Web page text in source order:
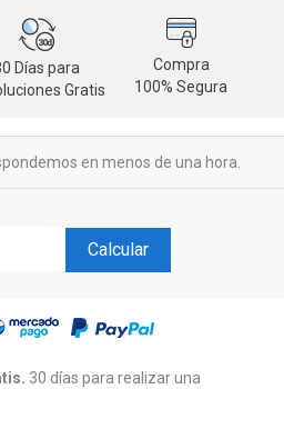
Días para
Gratis
Compra
100% Segura
en menos de una hora.
Calcular
30 días para realizar una